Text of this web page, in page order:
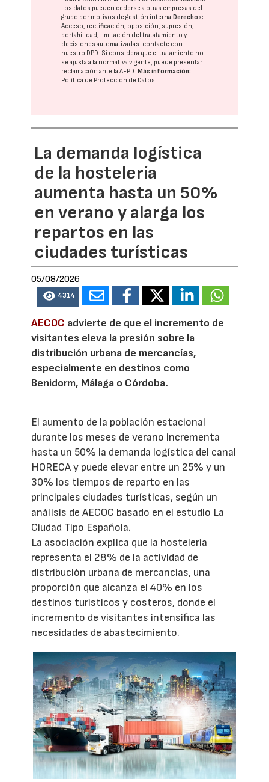
Los datos pueden cederse a otras empresas del
grupo por motivos de gestión interna. Derechos:
Acceso, rectificación, oposición, supresión,
portabilidad, limitación del tratatamiento y
decisiones automatizadas: contacte con
nuestro DPD. Si considera que el tratamiento no
se ajusta a la normativa vigente, puede presentar
reclamación ante laAEPD. Más información:
Política de Protección de Datos
La demanda logística
de la hostelería
aumenta hasta un 50%
en verano y alarga los
repartos en las
ciudades turísticas
05/08/2026
4314
AECOC advierte de que el incremento de
visitantes eleva la presión sobre la
distribución urbana de mercancías,
especialmente en destinos como
Benidorm, Málaga o Córdoba.
El aumento de la población estacional
durante los meses de verano incrementa
hasta un 50% la demanda logística del canal
HORECA y puede elevar entre un 25% y un
30% los tiempos de reparto en las
principales ciudades turísticas, según un
análisis de AECOC basado en el estudio La
Ciudad Tipo Española.
La asociación explica que la hostelería
representa el 28% de la actividad de
distribución urbana de mercancías, una
proporción que alcanza el 40% en los
destinos turísticos y costeros, donde el
incremento de visitantes intensifica las
necesidades de abastecimiento.